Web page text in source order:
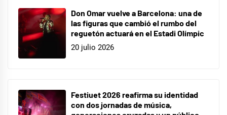
Don Omar vuelve a Barcelona: una de
las figuras que cambió el rumbo del
reguetón actuará en el Estadi Olímpic
20 julio 2026
Festiuet 2026 reafirma su identidad
con dos jornadas de música,